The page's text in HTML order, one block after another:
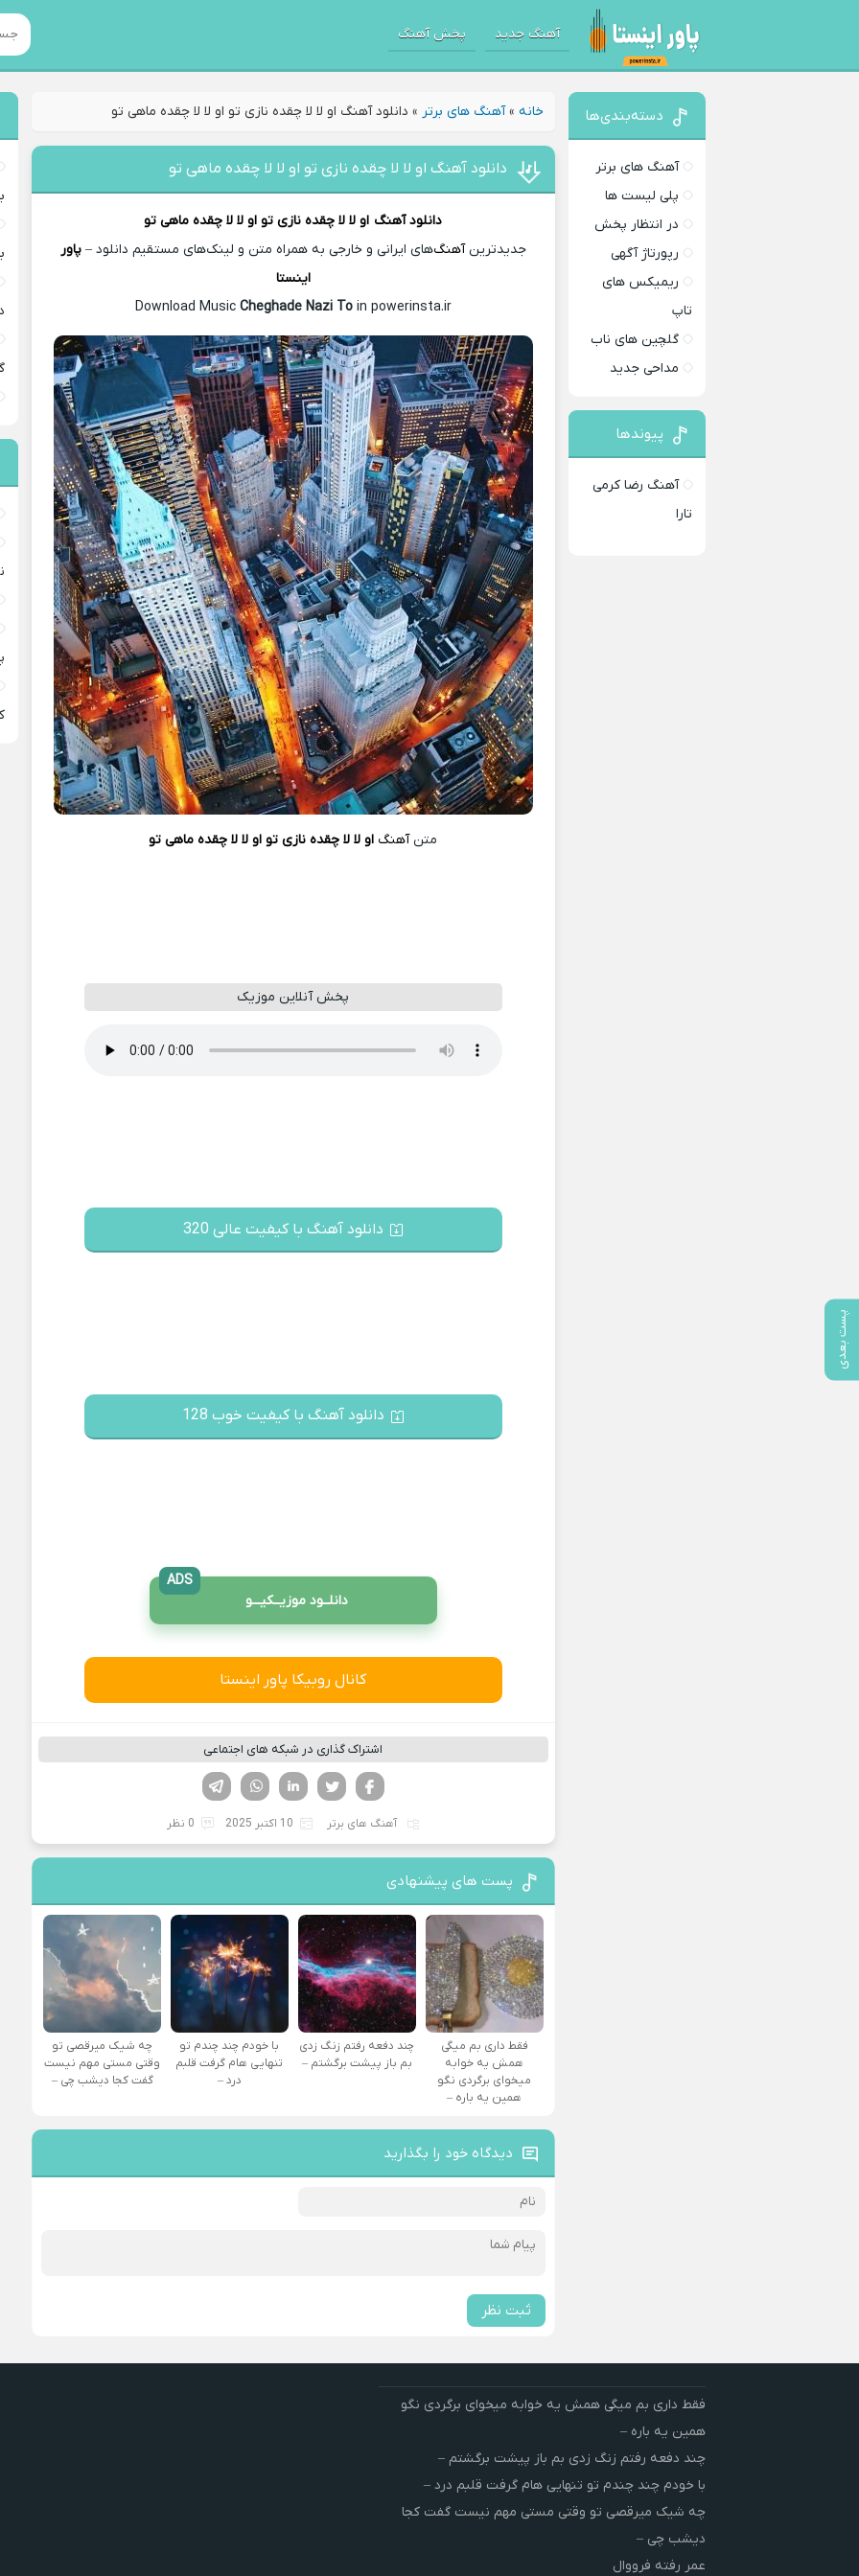
آهنگ جدید پخش آهنگ
خانه »آهنگ های برتر » دانلود آهنگ او لا لا چقده نازی تو او لا لا چقده ماهی تو
پست بعدی
دانلود آهنگ او لا لا چقده نازی تو او لا لا چقده ماهی تو
دانلود آهنگ او لا لا چقده نازی تو او لا لا چقده ماهی تو
جدیدترینآهنگ‌های ایرانی و خارجی به همراه متن و لینک‌های مستقیم دانلود –پاور
اینستا
Download Music Cheghade Nazi Toin powerinsta.ir
متنآهنگ او لا لا چقده نازی تو او لا لا چقده ماهی تو
پخش آنلاین موزیک
دانلود آهنگ با کیفیت عالی 320
دانلود آهنگ با کیفیت خوب 128
دانلــود موزیــکیـــو
ADS
کانال روبیکا پاور اینستا
اشتراک گذاری در شبکه های اجتماعی
لینکدین تویتر
فیسوک
آهنگ های برتر 10 اکتبر 2025 0 نظر
پست های پیشنهادی
فقط داری بم میگی
همش یه خوابه
میخوای برگردی نگو
همین یه باره –
چند دفعه رفتم زنگ زدی
بم باز پیشت برگشتم –
با خودم چند چندم تو
تنهایی هام گرفت قلبم
درد –
چه شیک میرقصی تو
وقتی مستی مهم نیست
گفت کجا دیشب چی –
دیدگاه خود را بگذارید
ثبت نظر
دسته‌بندی‌ها
آهنگ های برتر
پلی لیست ها
در انتظار پخش
رپورتاژ آگهی
ریمیکس های
تاپ
گلچین های ناب
مداحی جدید
پیوندها
آهنگ رضا کرمی
تارا
فقط داری بم میگی همش یه خوابه میخوای برگردی نگو
همین یه باره –
چند دفعه رفتم زنگ زدی بم باز پیشت برگشتم –
با خودم چند چندم تو تنهایی هام گرفت قلبم درد –
چه شیک میرقصی تو وقتی مستی مهم نیست گفت کجا
دیشب چی –
عمر رفته فرووال